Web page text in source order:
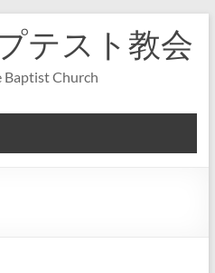
テスト教会
Baptist Church